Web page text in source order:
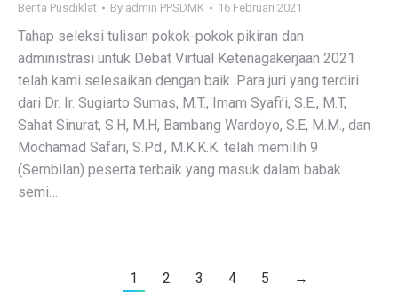
Berita Pusdiklat By admin PPSDMK 16 Februari 2021
Tahap seleksi tulisan pokok-pokok pikiran dan
administrasi untuk Debat Virtual Ketenagakerjaan 2021
telah kami selesaikan dengan baik. Para juri yang terdiri
dari Dr. Ir. Sugiarto Sumas, M.T., Imam Syafi’i, S.E., M.T,
Sahat Sinurat, S.H, M.H, Bambang Wardoyo, S.E, M.M., dan
Mochamad Safari, S.Pd., M.K.K.K. telah memilih 9
(Sembilan) peserta terbaik yang masuk dalam babak
semi…
1 2 3 4 5 →